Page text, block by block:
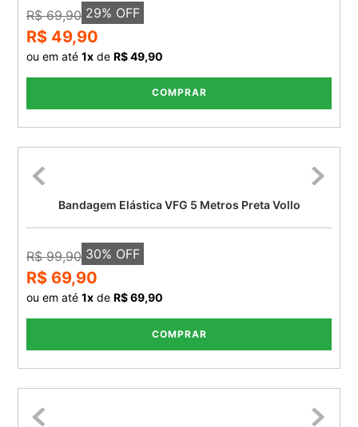
R$ 69,90 29% OFF
R$ 49,90
ou em até 1x de R$ 49,90
COMPRAR
Bandagem Elástica VFG 5 Metros Preta Vollo
R$ 99,90 30% OFF
R$ 69,90
ou em até 1x de R$ 69,90
COMPRAR